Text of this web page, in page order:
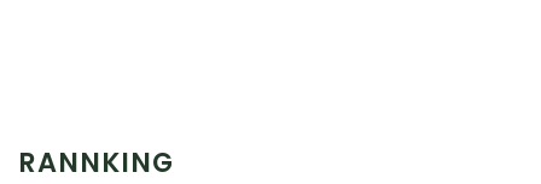
RANNKING